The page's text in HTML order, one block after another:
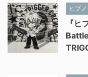
ヒプ
『